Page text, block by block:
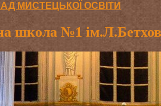
МИСТЕЦЬКОЇ ОСВІТИ
школа №1